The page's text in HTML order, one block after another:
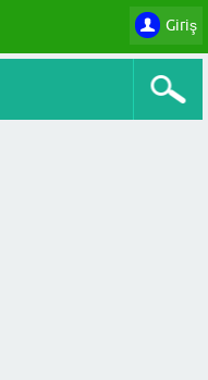
Giriş